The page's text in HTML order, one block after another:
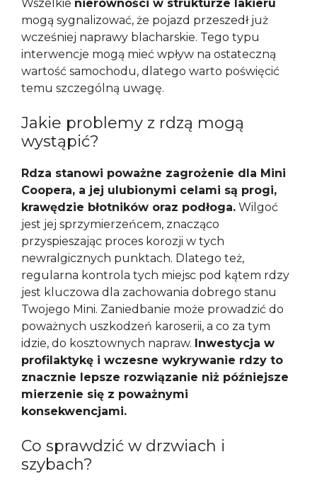
Wszelkie nierówności w strukturze lakieru
mogą sygnalizować, że pojazd przeszedł już
wcześniej naprawy blacharskie. Tego typu
interwencje mogą mieć wpływ na ostateczną
wartość samochodu, dlatego warto poświęcić
temu szczególną uwagę.
Jakie problemy z rdzą mogą
wystąpić?
Rdza stanowi poważne zagrożenie dla Mini
Coopera, a jej ulubionymi celami są progi,
krawędzie błotników oraz podłoga. Wilgoć
jest jej sprzymierzeńcem, znacząco
przyspieszając proces korozji w tych
newralgicznych punktach. Dlatego też,
regularna kontrola tych miejsc pod kątem rdzy
jest kluczowa dla zachowania dobrego stanu
Twojego Mini. Zaniedbanie może prowadzić do
poważnych uszkodzeń karoserii, a co za tym
idzie, do kosztownych napraw. Inwestycja w
profilaktykę i wczesne wykrywanie rdzy to
znacznie lepsze rozwiązanie niż późniejsze
mierzenie się z poważnymi
konsekwencjami.
Co sprawdzić w drzwiach i
szybach?